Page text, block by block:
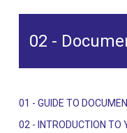
02 -
02 -
01 - GUIDE TO
02 - INTRODUCTION TO